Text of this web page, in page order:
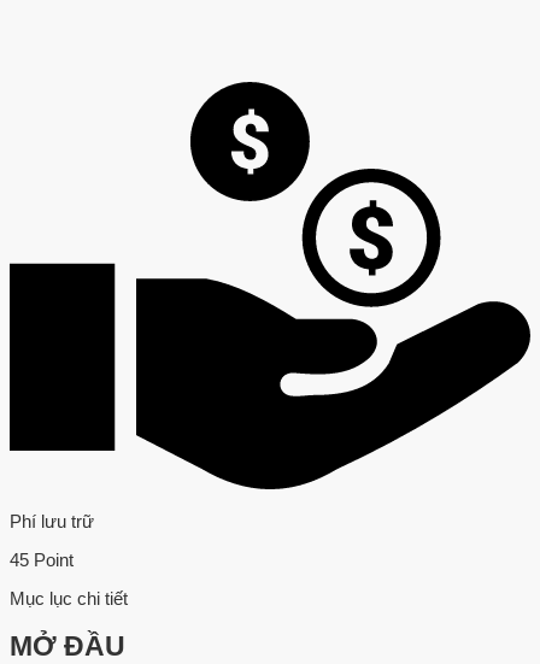
Phí lưu trữ
45 Point
Mục lục chi tiết
MỞ ĐẦU